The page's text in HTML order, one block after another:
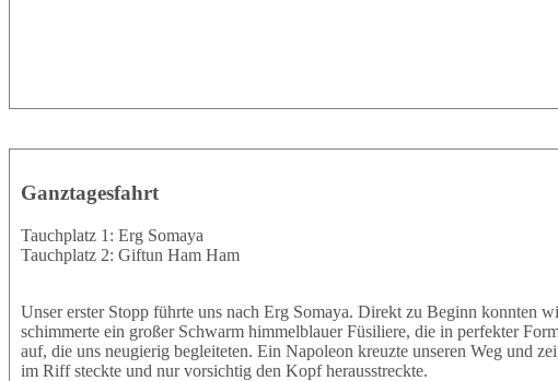
Ganztagesfahrt
Tauchplatz 1: Erg Somaya
Tauchplatz 2: Giftun Ham Ham
Unser erster Stopp führte uns nach Erg Somaya. Direkt zu Beginn konnten
schimmerte ein großer Schwarm himmelblauer Füsiliere, die in perfekter
auf, die uns neugierig begleiteten. Ein Napoleon kreuzte unseren Weg und
im Riff steckte und nur vorsichtig den Kopf herausstreckte.